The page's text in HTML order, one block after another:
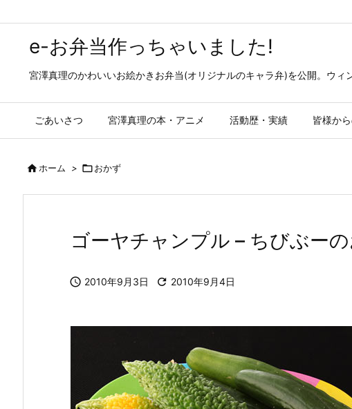
e-お弁当作っちゃいました!
宮澤真理のかわいいお絵かきお弁当(オリジナルのキャラ弁)を公開。ウ
ごあいさつ 宮澤真理の本・アニメ 活動歴・実績 皆様か
ホーム > おかず
ゴーヤチャンプル – ちびぶー
 2010年9月3日  2010年9月4日